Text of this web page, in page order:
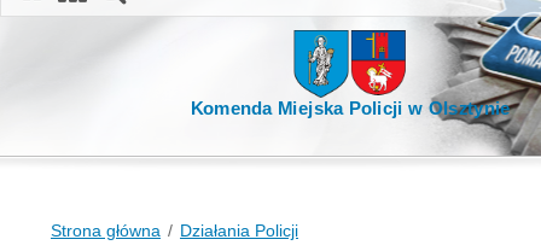
Komenda Miejska Policji w Olsztynie
Strona główna
Działania Policji